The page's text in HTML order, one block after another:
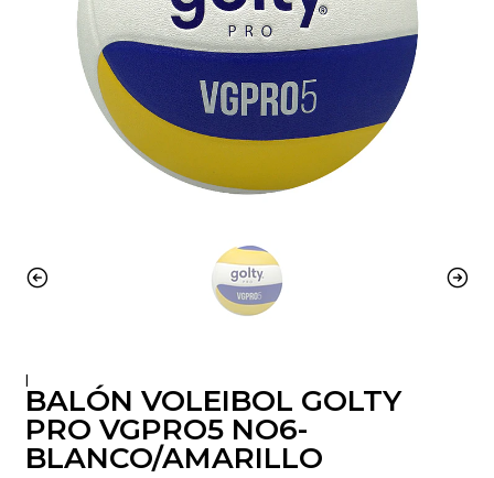
|
BALÓN VOLEIBOL GOLTY
PRO VGPRO5 NO6-
BLANCO/AMARILLO